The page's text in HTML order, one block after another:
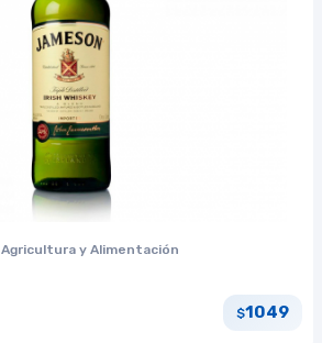
Agricultura y Alimentación
$1049